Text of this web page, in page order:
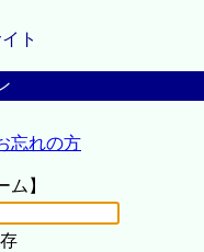
ト
忘れの方
ム】